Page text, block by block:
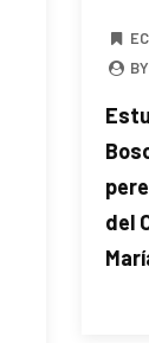
del